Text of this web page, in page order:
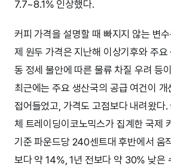
7.7~8.1% 인상했다.
커피 가격을 설명할 때 빠지지 않는 변
제 원두 가격은 지난해 이상기후와 주요
동 정세 불안에 따른 물류 차질 우려 등
최근에는 주요 생산국의 공급 여건이 개
접어들었고, 가격도 고점보다 내려왔다.
체 트레이딩이코노믹스가 집계한 국제
기준 파운드당 240센트대 후반에서 움
보다 약 14%, 1년 전보다 약 30% 낮은